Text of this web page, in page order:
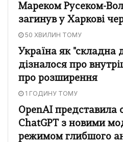
Мареком Русеком-
загинув у Харкові
50 ХВИЛИН ТОМУ
Україна як "складна
дізналося про
про розширення
1 ГОДИНУ ТОМУ
OpenAI представила
ChatGPT з новими
режимом глибшого